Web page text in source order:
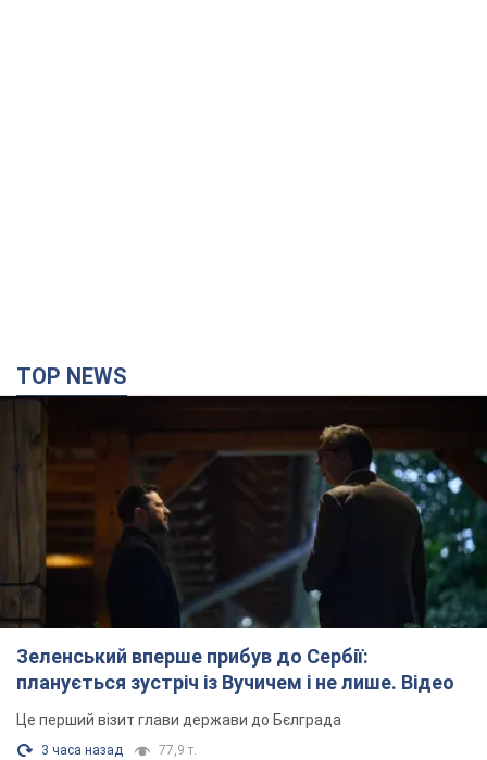
TOP NEWS
Зеленський вперше прибув до Сербії:
планується зустріч із Вучичем і не лише. Відео
Це перший візит глави держави до Бєлграда
3 часа назад 77,9 т.